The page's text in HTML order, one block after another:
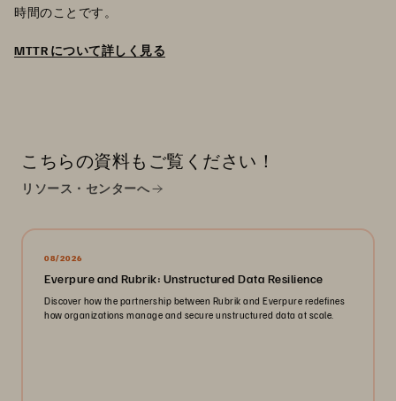
時間のことです。
MTTR について詳しく見る
こちらの資料もご覧ください！
リソース・センターへ
08/2026
Everpure and Rubrik: Unstructured Data Resilience
Discover how the partnership between Rubrik and Everpure redefines
how organizations manage and secure unstructured data at scale.